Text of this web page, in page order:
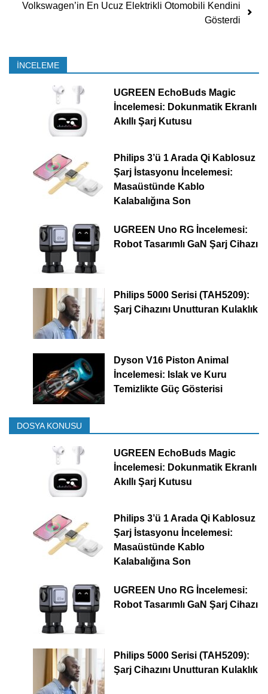
Volkswagen’in En Ucuz Elektrikli Otomobili Kendini
Gösterdi
İNCELEME
UGREEN EchoBuds Magic
İncelemesi: Dokunmatik Ekranlı
Akıllı Şarj Kutusu
Philips 3’ü 1 Arada Qi Kablosuz
Şarj İstasyonu İncelemesi:
Masaüstünde Kablo
Kalabalığına Son
UGREEN Uno RG İncelemesi:
Robot Tasarımlı GaN Şarj Cihazı
Philips 5000 Serisi (TAH5209):
Şarj Cihazını Unutturan Kulaklık
Dyson V16 Piston Animal
İncelemesi: Islak ve Kuru
Temizlikte Güç Gösterisi
DOSYA KONUSU
UGREEN EchoBuds Magic
İncelemesi: Dokunmatik Ekranlı
Akıllı Şarj Kutusu
Philips 3’ü 1 Arada Qi Kablosuz
Şarj İstasyonu İncelemesi:
Masaüstünde Kablo
Kalabalığına Son
UGREEN Uno RG İncelemesi:
Robot Tasarımlı GaN Şarj Cihazı
Philips 5000 Serisi (TAH5209):
Şarj Cihazını Unutturan Kulaklık